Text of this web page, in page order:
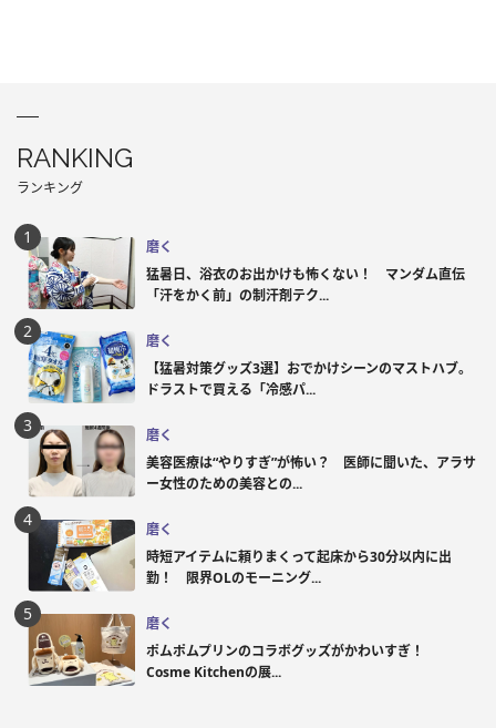
RANKING
ランキング
磨く
猛暑日、浴衣のお出かけも怖くない！ マンダム直伝
「汗をかく前」の制汗剤テク...
磨く
【猛暑対策グッズ3選】おでかけシーンのマストハブ。
ドラストで買える「冷感パ...
磨く
美容医療は“やりすぎ”が怖い？ 医師に聞いた、アラサ
ー女性のための美容との...
磨く
時短アイテムに頼りまくって起床から30分以内に出
勤！ 限界OLのモーニング...
磨く
ポムポムプリンのコラボグッズがかわいすぎ！
Cosme Kitchenの展...